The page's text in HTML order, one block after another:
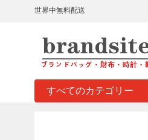
世界中無料配送
すべてのカテゴリー